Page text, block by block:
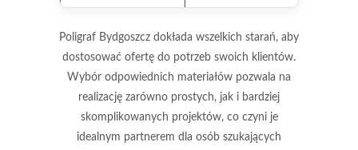
Poligraf Bydgoszcz dokłada wszelkich starań, aby
dostosować ofertę do potrzeb swoich klientów.
Wybór odpowiednich materiałów pozwala na
realizację zarówno prostych, jak i bardziej
skomplikowanych projektów, co czyni je
idealnym partnerem dla osób szukających